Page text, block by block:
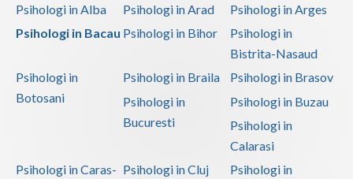
Psihologi in Alba Psihologi in Arad
Psihologi in Arges
Psihologi in Bacau Psihologi in Bihor
Psihologi in
Bistrita-Nasaud
Psihologi in
Botosani
Psihologi in Braila
Psihologi in Brasov
Psihologi in
Bucuresti
Psihologi in Buzau
Psihologi in
Calarasi
Psihologi in Caras- Psihologi in Cluj
Psihologi in